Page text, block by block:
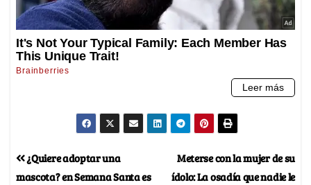
Meterse con la mujer de su
ídolo: La osadía que nadie le
¿Quiere adoptar una
mascota? en Semana Santa es